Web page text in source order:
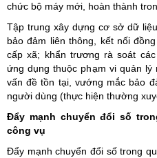
chức bộ máy mới, hoàn thành
Tập trung xây dựng cơ sở dữ
bảo đảm liên thông, kết nối
cấp xã; khẩn trương rà soát
ứng dụng thuộc phạm vi quản
vấn đề tồn tại, vướng mắc bảo
người dùng (thực hiện thường
Đẩy mạnh chuyển đổi số
công vụ
Đẩy mạnh chuyển đổi số trong